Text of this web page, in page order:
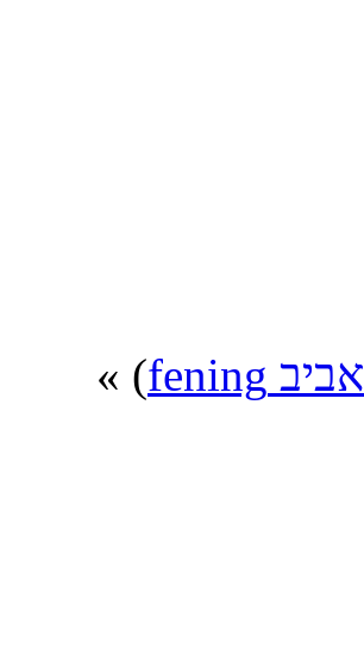
אביב fening ) »